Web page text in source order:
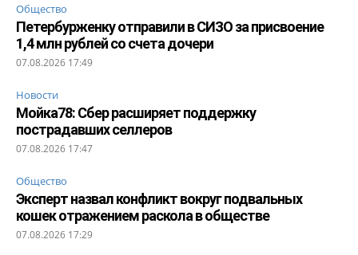
Общество
Петербурженку отправили в СИЗО за присвоение
1,4 млн рублей со счета дочери
07.08.2026 17:49
Новости
Мойка78: Сбер расширяет поддержку
пострадавших селлеров
07.08.2026 17:47
Общество
Эксперт назвал конфликт вокруг подвальных
кошек отражением раскола в обществе
07.08.2026 17:29